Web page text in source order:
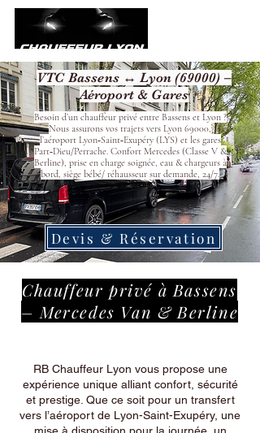
VTC Bassens ↔ Lyon (69000) –
Aéroport & Gares
Besoin d’un chauffeur privé entre Bassens et Lyon ?
Nous assurons vos trajets vers Lyon 69000,
l’aéroport Lyon‑Saint‑Exupéry (LYS) et les gares
Part‑Dieu/Perrache. Confort Mercedes (Classe V &
Berline), prise en charge soignée, eau & chargeurs à
bord, siège bébé/ réhausseur sur demande, 24/7.
Devis & Réservation
Chauffeur privé à Bassens
– Mercedes Van & Berline
RB Chauffeur Lyon vous propose une
expérience unique alliant confort, sécurité
et prestige. Que ce soit pour un transfert
vers l’aéroport de Lyon-Saint-Exupéry, une